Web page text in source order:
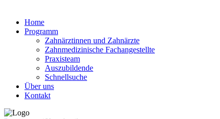
Home
Programm
Zahnärztinnen und Zahnärzte
Zahnmedizinische Fachangestellte
Praxisteam
Auszubildende
Schnellsuche
Über uns
Kontakt